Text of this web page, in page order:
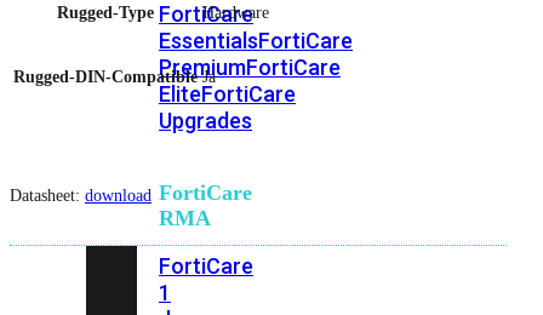
FortiCare
EssentialsFortiCare
PremiumFortiCare
EliteFortiCare
Upgrades
FortiCare
RMA
FortiCare
1
Rugged-Type Hardware
Rugged-DIN-Compatible Ja
Datasheet: download